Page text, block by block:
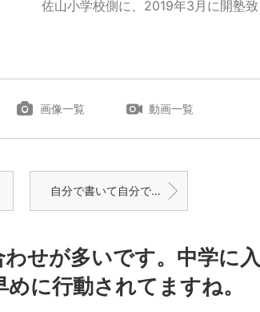
佐山小学校側に、2019年3月に開塾致
画像一覧 動画一覧
自分で書いて自分で大笑いする中3生
せが多いです。中学に入
に行動されてますね。